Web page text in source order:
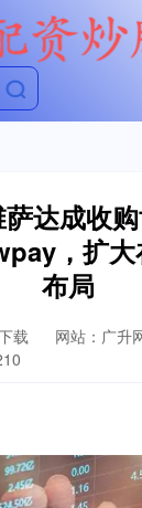
达成收
，扩
布局
载 网站：广升